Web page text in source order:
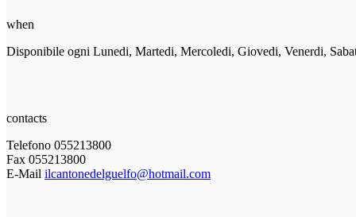
when
Disponibile ogni Lunedi, Martedi, Mercoledi, Giovedi, Venerdi,
contacts
Telefono 055213800
Fax 055213800
E-Mail ilcantonedelguelfo@hotmail.com